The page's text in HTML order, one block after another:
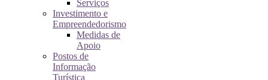
Serviços
Investimento e
Empreendedorismo
Medidas de
Apoio
Postos de
Informação
Turística